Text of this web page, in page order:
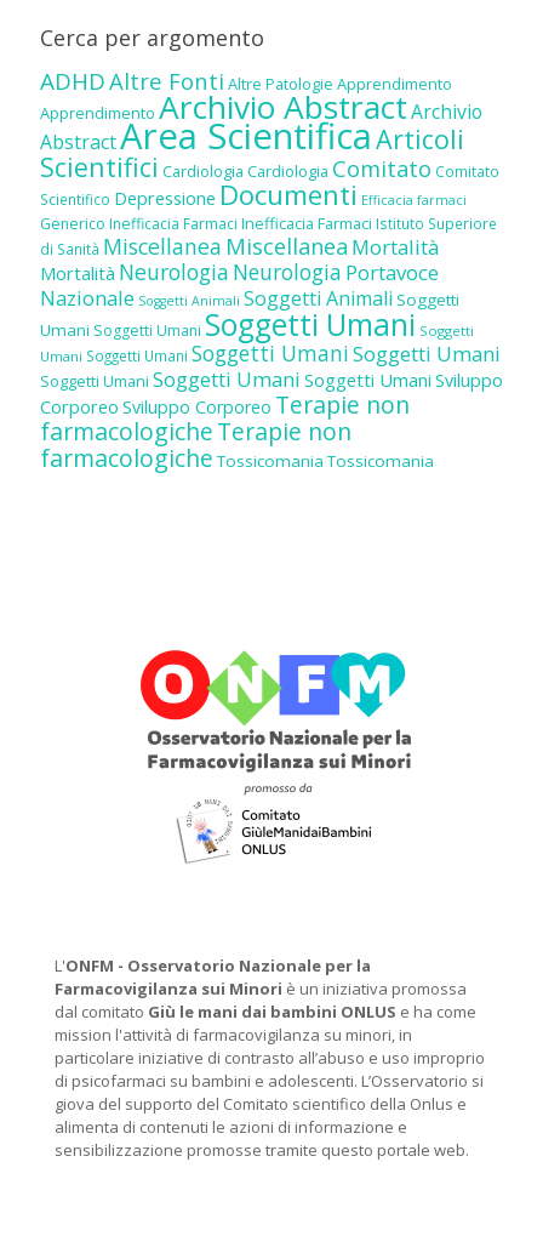
Cerca per argomento
ADHDAltre Fonti Altre Patologie Apprendimento
Apprendimento Archivio AbstractArchivio
AbstractArea ScientificaArticoli
Scientifici Cardiologia Cardiologia Comitato Comitato
Scientifico Depressione Documenti Efficacia farmaci
Generico Inefficacia Farmaci Inefficacia Farmaci Istituto Superiore
di Sanità Miscellanea Miscellanea Mortalità
Mortalità Neurologia Neurologia Portavoce
Nazionale Soggetti Animali Soggetti Animali Soggetti
Umani Soggetti Umani Soggetti Umani Soggetti
Umani Soggetti Umani Soggetti UmaniSoggetti Umani
Soggetti Umani Soggetti Umani Soggetti Umani Sviluppo
Corporeo Sviluppo Corporeo Terapie non
farmacologicheTerapie non
farmacologiche Tossicomania Tossicomania
L'ONFM - Osservatorio Nazionale per la
Farmacovigilanza sui Minori è un iniziativa promossa
dal comitato Giù le mani dai bambini ONLUS e ha come
mission l'attività di farmacovigilanza su minori, in
particolare iniziative di contrasto all’abuso e uso improprio
di psicofarmaci su bambini e adolescenti. L’Osservatorio si
giova del supporto del Comitato scientifico della Onlus e
alimenta di contenuti le azioni di informazione e
sensibilizzazione promosse tramite questo portale web.